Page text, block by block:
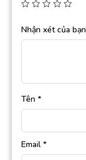
Nhận xét của bạn
Tên *
Email *